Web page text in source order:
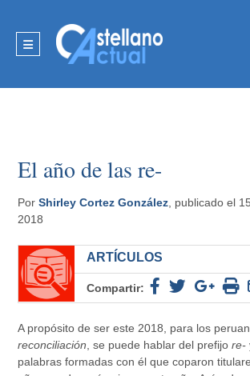
El año de las re-
PorShirley Cortez González , publicado el
2018
ARTÍCULOS
Compartir:
A propósito de ser este 2018, para los
reconciliación , se puede hablar del prefijore-
palabras formadas con él que coparon